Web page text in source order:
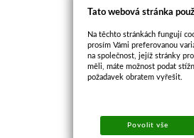
Tato webová stránka
Na těchto stránkách fungují
prosím Vámi preferovanou
na společnost, jejíž stránky
měli, máte možnost podat
požadavek obratem vyřešit.
Povolit vše